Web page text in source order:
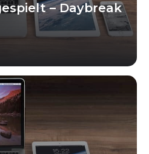
– Daybreak